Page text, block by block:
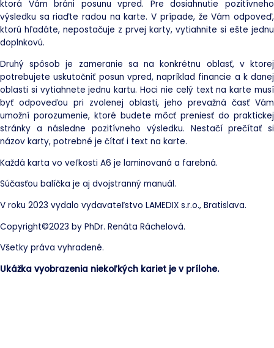
ktorá Vám bráni posunu vpred. Pre dosiahnutie pozitívneho
výsledku sa riaďte radou na karte. V prípade, že Vám odpoveď,
ktorú hľadáte, nepostačuje z prvej karty, vytiahnite si ešte jednu
doplnkovú.
Druhý spôsob je zameranie sa na konkrétnu oblasť, v ktorej
potrebujete uskutočniť posun vpred, napríklad financie a k danej
oblasti si vytiahnete jednu kartu. Hoci nie celý text na karte musí
byť odpoveďou pri zvolenej oblasti, jeho prevažná časť Vám
umožní porozumenie, ktoré budete môcť preniesť do praktickej
stránky a následne pozitívneho výsledku. Nestačí prečítať si
názov karty, potrebné je čítať i text na karte.
Každá karta vo veľkosti A6 je laminovaná a farebná.
Súčasťou balíčka je aj dvojstranný manuál.
V roku 2023 vydalo vydavateľstvo LAMEDIX s.r.o., Bratislava.
Copyright©2023 by PhDr. Renáta Ráchelová.
Všetky práva vyhradené.
Ukážka vyobrazenia niekoľkých kariet je v prílohe.